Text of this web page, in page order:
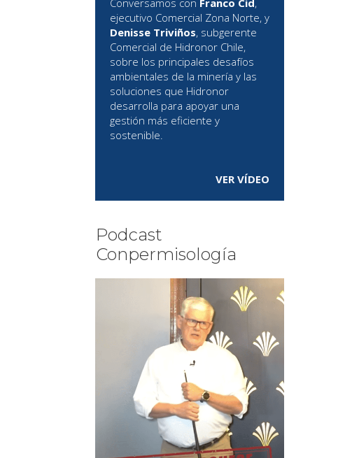
Conversamos con Franco Cid,
ejecutivo Comercial Zona Norte, y
Denisse Triviños, subgerente
Comercial de Hidronor Chile,
sobre los principales desafíos
ambientales de la minería y las
soluciones que Hidronor
desarrolla para apoyar una
gestión más eficiente y
sostenible.
VER VÍDEO
Podcast
Conpermisología